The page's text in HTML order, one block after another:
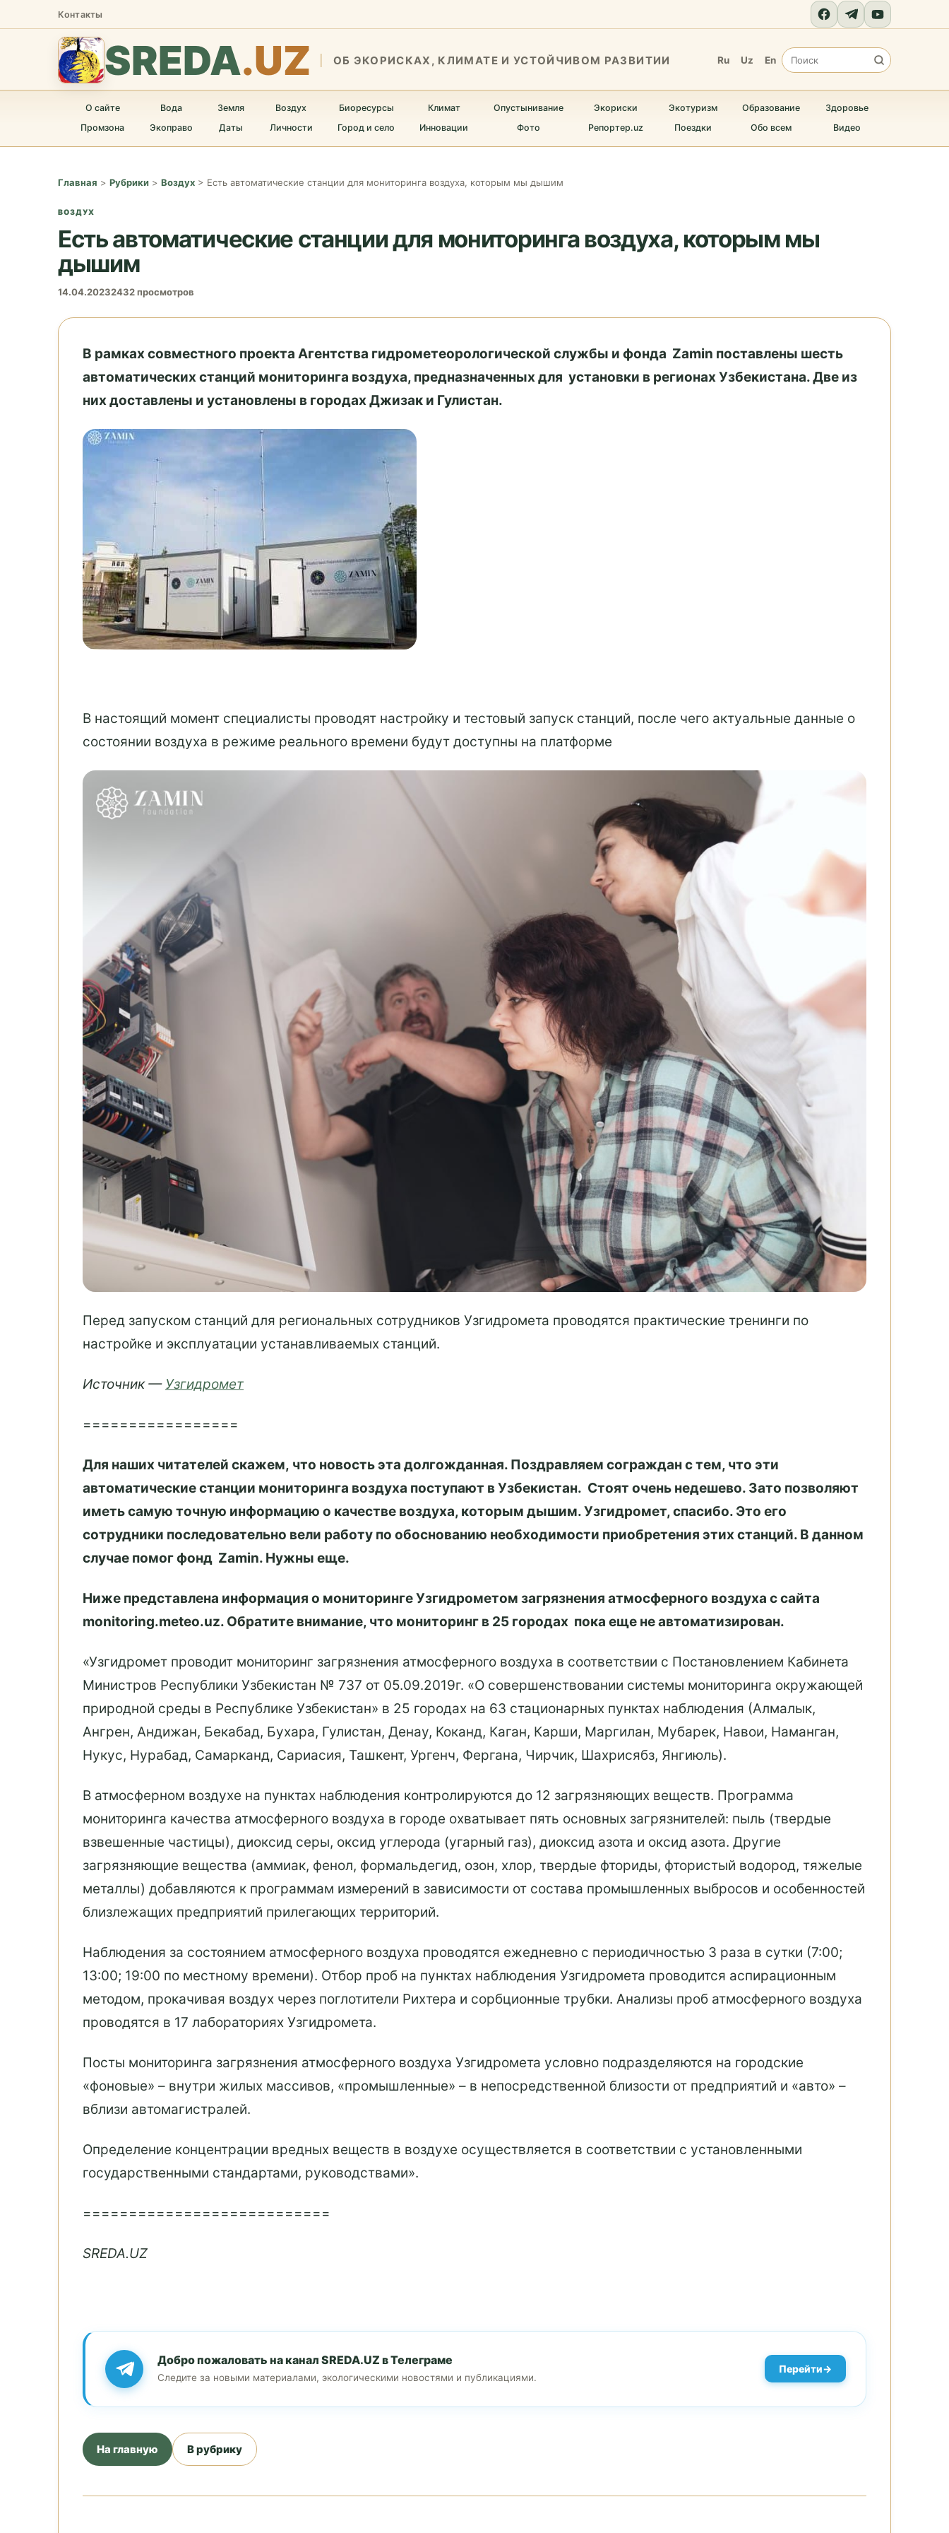
Контакты
SREDA.UZ ОБ ЭКОРИСКАХ, КЛИМАТЕ И УСТОЙЧИВОМ РАЗВИТИИ Ru Uz En
О сайте Вода Земля Воздух Биоресурсы Климат Опустынивание Экориски Экотуризм Образование
Здоровье
Промзона
Экоправо Даты Личности Город и село Инновации Фото Репортер.uz Поездки Обо всем Видео
Главная > Рубрики > Воздух > Есть автоматические станции для мониторинга воздуха, которым мы дышим
ВОЗДУХ
Есть автоматические станции для мониторинга воздуха, которым мы
дышим
14.04.20232432 просмотров
В рамках совместного проекта Агентства гидрометеорологической службы и фонда Zamin поставлены шесть
автоматических станций мониторинга воздуха, предназначенных для установки в регионах Узбекистана. Две из
них доставлены и установлены в городах Джизак и Гулистан.
В настоящий момент специалисты проводят настройку и тестовый запуск станций, после чего актуальные данные о
состоянии воздуха в режиме реального времени будут доступны на платформе
Перед запуском станций для региональных сотрудников Узгидромета проводятся практические тренинги по
настройке и эксплуатации устанавливаемых станций.
Источник — Узгидромет
=================
Для наших читателей скажем, что новость эта долгожданная. Поздравляем сограждан с тем, что эти
автоматические станции мониторинга воздуха поступают в Узбекистан. Стоят очень недешево. Зато позволяют
иметь самую точную информацию о качестве воздуха, которым дышим. Узгидромет, спасибо. Это его
сотрудники последовательно вели работу по обоснованию необходимости приобретения этих станций. В данном
случае помог фонд Zamin. Нужны еще.
Ниже представлена информация о мониторинге Узгидрометом загрязнения атмосферного воздуха с сайта
monitoring.meteo.uz. Обратите внимание, что мониторинг в 25 городах пока еще не автоматизирован.
«Узгидромет проводит мониторинг загрязнения атмосферного воздуха в соответствии с Постановлением Кабинета
Министров Республики Узбекистан № 737 от 05.09.2019г. «О совершенствовании системы мониторинга окружающей
природной среды в Республике Узбекистан» в 25 городах на 63 стационарных пунктах наблюдения (Алмалык,
Ангрен, Андижан, Бекабад, Бухара, Гулистан, Денау, Коканд, Каган, Карши, Маргилан, Мубарек, Навои, Наманган,
Нукус, Нурабад, Самарканд, Сариасия, Ташкент, Ургенч, Фергана, Чирчик, Шахрисябз, Янгиюль).
В атмосферном воздухе на пунктах наблюдения контролируются до 12 загрязняющих веществ. Программа
мониторинга качества атмосферного воздуха в городе охватывает пять основных загрязнителей: пыль (твердые
взвешенные частицы), диоксид серы, оксид углерода (угарный газ), диоксид азота и оксид азота. Другие
загрязняющие вещества (аммиак, фенол, формальдегид, озон, хлор, твердые фториды, фтористый водород, тяжелые
металлы) добавляются к программам измерений в зависимости от состава промышленных выбросов и особенностей
близлежащих предприятий прилегающих территорий.
Наблюдения за состоянием атмосферного воздуха проводятся ежедневно с периодичностью 3 раза в сутки (7:00;
13:00; 19:00 по местному времени). Отбор проб на пунктах наблюдения Узгидромета проводится аспирационным
методом, прокачивая воздух через поглотители Рихтера и сорбционные трубки. Анализы проб атмосферного воздуха
проводятся в 17 лабораториях Узгидромета.
Посты мониторинга загрязнения атмосферного воздуха Узгидромета условно подразделяются на городские
«фоновые» – внутри жилых массивов, «промышленные» – в непосредственной близости от предприятий и «авто» –
вблизи автомагистралей.
Определение концентрации вредных веществ в воздухе осуществляется в соответствии с установленными
государственными стандартами, руководствами».
===========================
SREDA.UZ
Добро пожаловать на канал SREDA.UZ в Телеграме
Следите за новыми материалами, экологическими новостями и публикациями.
Перейти
На главную В рубрику